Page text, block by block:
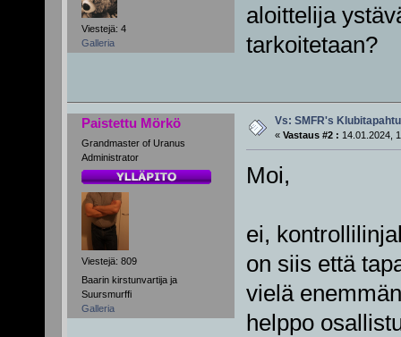
Viestejä: 4
Galleria
aloittelija
tarkoitetaan?
Paistettu Mörkö
Grandmaster of Uranus
Administrator
Viestejä: 809
Baarin kirstunvartija ja
Suursmurffi
Galleria
Vs: SMFR's
« Vastaus #2 : 14.01.2024,
Moi,
ei,
on siis että
vielä
helppo